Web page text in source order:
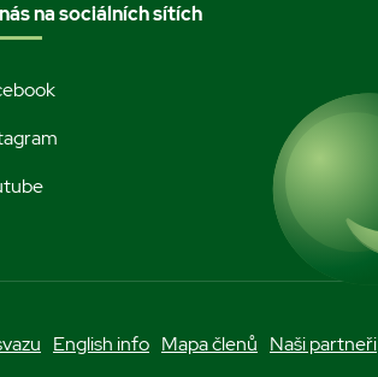
na sociálních sítích
English info Mapa členů Naši partneři